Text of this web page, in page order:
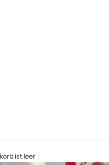
ist leer